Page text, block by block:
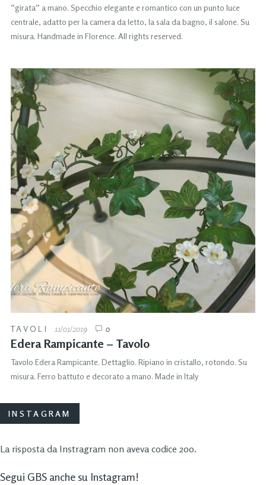
“girata” a mano. Specchio elegante e romantico con un punto luce
centrale, adatto per la camera da letto, la sala da bagno, il salone. Su
misura. Handmade in Florence. All rights reserved.
TAVOLI 11/01/2019 0
Edera Rampicante – Tavolo
Tavolo Edera Rampicante. Dettaglio. Ripiano in cristallo, rotondo. Su
misura. Ferro battuto e decorato a mano. Made in Italy
INSTAGRAM
La risposta da Instragram non aveva codice 200.
Segui GBS anche su Instagram!